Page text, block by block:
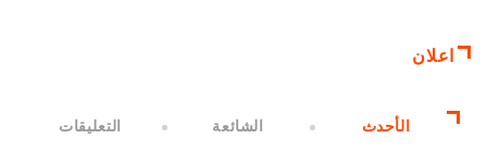
اعلان
الأحدث الشائعة التعليقات